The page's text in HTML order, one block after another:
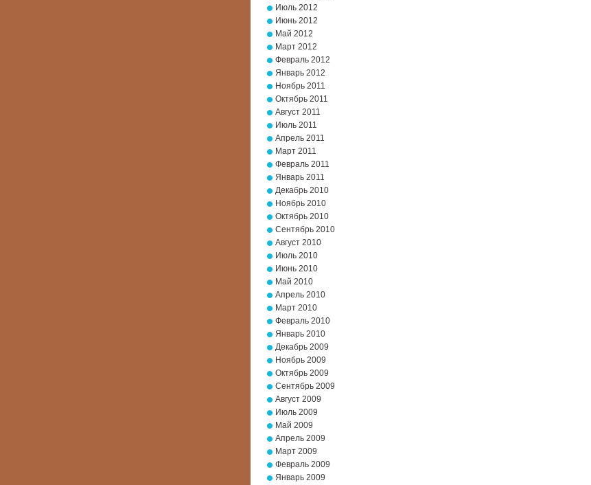
Июль 2012
Июнь 2012
Май 2012
Март 2012
Февраль 2012
Январь 2012
Ноябрь 2011
Октябрь 2011
Август 2011
Июль 2011
Апрель 2011
Март 2011
Февраль 2011
Январь 2011
Декабрь 2010
Ноябрь 2010
Октябрь 2010
Сентябрь 2010
Август 2010
Июль 2010
Июнь 2010
Май 2010
Апрель 2010
Март 2010
Февраль 2010
Январь 2010
Декабрь 2009
Ноябрь 2009
Октябрь 2009
Сентябрь 2009
Август 2009
Июль 2009
Май 2009
Апрель 2009
Март 2009
Февраль 2009
Январь 2009